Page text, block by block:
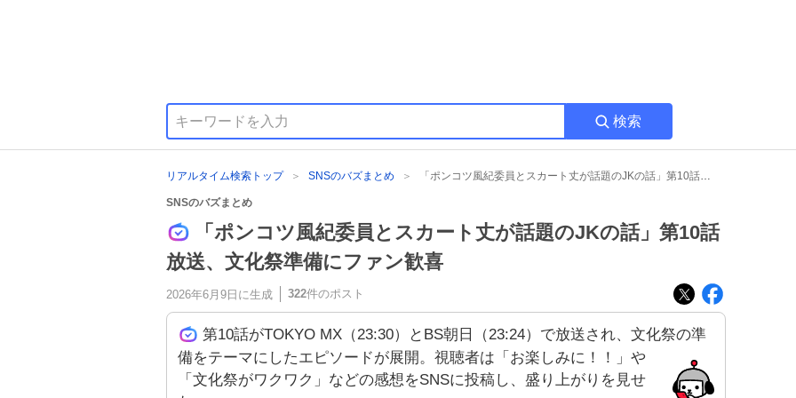
検索
リアルタイム検索トップ SNSのバズまとめ 「ポンコツ風紀委員とスカート丈が話題のJKの話」第10話放送、文化祭準備にファン歓喜
SNSのバズまとめ
「ポンコツ風紀委員とスカート丈が話題のJKの話」第10話
放送、文化祭準備にファン歓喜
2026年6月9日 に生成 322件のポスト
第10話がTOKYO MX（23:30）とBS朝日（23:24）で放送され、文化祭の準
備をテーマにしたエピソードが展開。視聴者は「お楽しみに！！」や
「文化祭がワクワク」などの感想をSNSに投稿し、盛り上がりを見せ